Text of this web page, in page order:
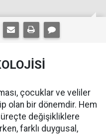
çocuklar ve veliler
olan bir dönemdir. Hem
değişikliklere
farklı duygusal,